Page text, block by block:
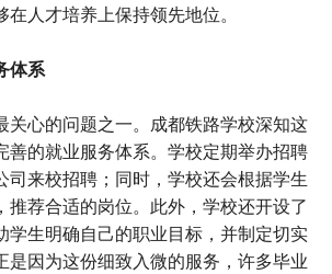
人才培养上保持领先地位。
体系
关心的问题之一。成都铁路学校深知这
善的就业服务体系。学校定期举办招聘
司来校招聘；同时，学校还会根据学生
推荐合适的岗位。此外，学校还开设了
学生明确自己的职业目标，并制定切实
是因为这份细致入微的服务，许多毕业